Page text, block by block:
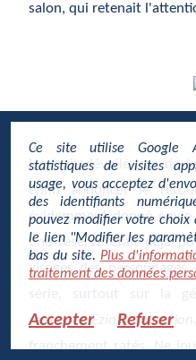
salon, qui retenait
L'extrait dévoilé lors de
enfin annoncer le
évidemment donné
une réserve était déjà
visages des
remasterEzio's Collection
franchement ratés. Ne
Ce site utilise Google
statistiques de visites
usage, vous acceptez
des identifiants
pouvez modifier votre
le lien "Modifier les
bas du site. Plus
traitement des données
Accepter Refuser